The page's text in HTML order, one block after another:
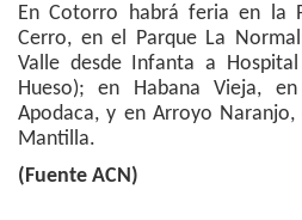
En Cotorro habrá feria en la
Cerro, en el Parque La
Valle desde Infanta a
Hueso); en Habana Vieja,
Apodaca, y en Arroyo
Mantilla.
(Fuente ACN)